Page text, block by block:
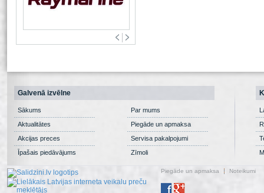
Galvenā izvēlne
Sākums
Aktualitātes
Akcijas preces
Īpašais piedāvājums
Par mums
Piegāde un apmaksa
Servisa pakalpojumi
Zīmoli
Piegāde un apmaksa Noteikumi